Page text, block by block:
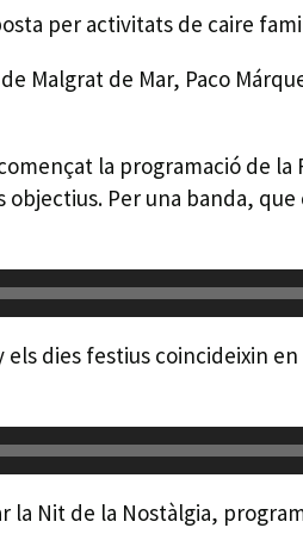
per activitats de caire
Malgrat de Mar, Paco
la programació de
objectius. Per una banda,
els dies festius coincideixin
la Nit de la Nostàlgia,